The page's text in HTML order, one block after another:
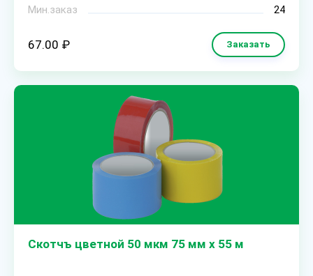
Мин.заказ
24
67.00 ₽ Заказать
Скотчъ цветной 50 мкм 75 мм х 55 м